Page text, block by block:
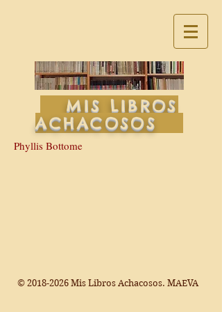
MIS LIBROS
ACHACOSOS
Phyllis Bottome
© 2018-2026 Mis Libros Achacosos. MAEVA